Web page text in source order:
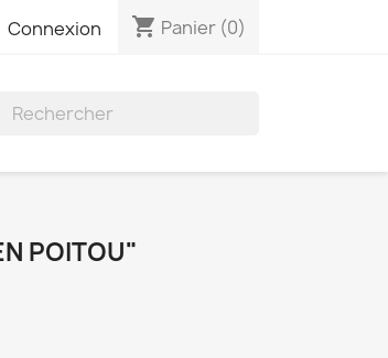
Connexion shopping_cart Panier (0)
POITOU"